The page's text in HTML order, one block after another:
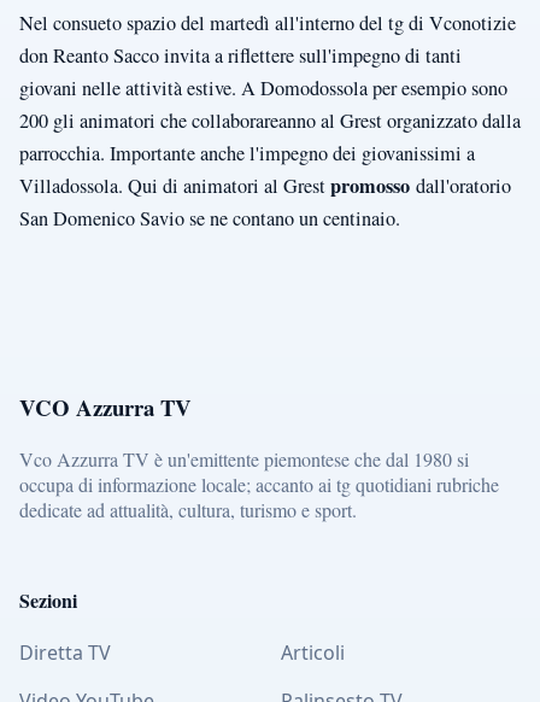
Nel consueto spazio del martedì all'interno del tg di Vconotizie
don Reanto Sacco invita a riflettere sull'impegno di tanti
giovani nelle attività estive. A Domodossola per esempio sono
200 gli animatori che collaborareanno al Grest organizzato dalla
parrocchia. Importante anche l'impegno dei giovanissimi a
Villadossola. Qui di animatori al Grestpromosso dall'oratorio
San Domenico Savio se ne contano un centinaio.
VCO Azzurra TV
Vco Azzurra TV è un'emittente piemontese che dal 1980 si
occupa di informazione locale; accanto ai tg quotidiani rubriche
dedicate ad attualità, cultura, turismo e sport.
Sezioni
Diretta TV
Articoli